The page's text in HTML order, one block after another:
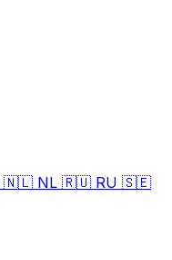
🇳🇱 NL 🇷🇺 RU 🇸🇪